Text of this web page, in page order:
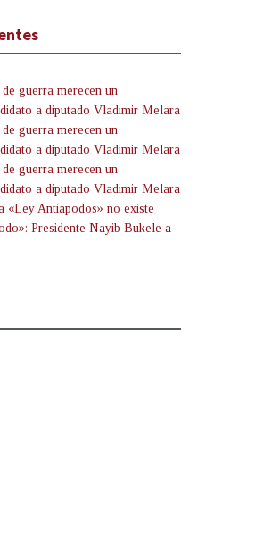
guerra merecen un
a diputado Vladimir Melara
guerra merecen un
a diputado Vladimir Melara
guerra merecen un
a diputado Vladimir Melara
«Ley Antiapodos» no existe
Presidente Nayib Bukele a